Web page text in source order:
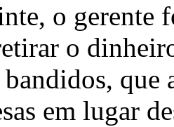
o gerente
o
bandidos,
em lugar